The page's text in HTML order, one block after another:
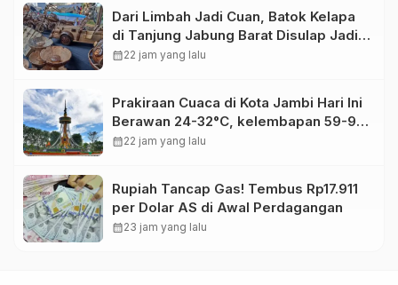
Dari Limbah Jadi Cuan, Batok Kelapa
di Tanjung Jabung Barat Disulap Jadi
Kerajinan Bernilai Tinggi
calendar_month22 jam yang lalu
Prakiraan Cuaca di Kota Jambi Hari Ini
Berawan 24-32°C, kelembapan 59-97
persen.
calendar_month22 jam yang lalu
Rupiah Tancap Gas! Tembus Rp17.911
per Dolar AS di Awal Perdagangan
calendar_month23 jam yang lalu